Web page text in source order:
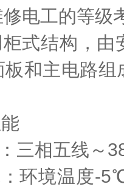
电工的等级
式结构，由
和主电路
三相五线 ～
：环境温度-